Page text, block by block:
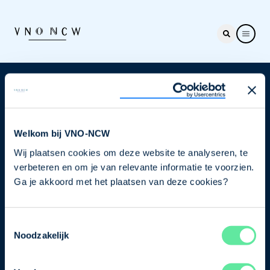
Welkom bij VNO-NCW
Wij plaatsen cookies om deze website te analyseren, te
verbeteren en om je van relevante informatie te voorzien.
Ga je akkoord met het plaatsen van deze cookies?
Noodzakelijk
Nieuwsbrief
je nu in voor de VNO-NCW nieuwsbrief.
Schrijf je in
Direct naar
Ons verhaal